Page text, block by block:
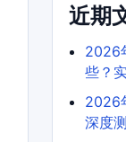
近期
2026
些？
2026
深度